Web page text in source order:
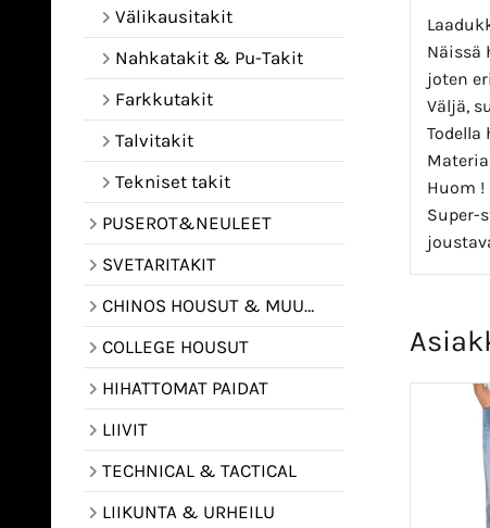
Välikausitakit
Nahkatakit & Pu-Takit
Farkkutakit
Talvitakit
Tekniset takit
PUSEROT&NEULEET
SVETARITAKIT
CHINOS HOUSUT & MUUT HOUSUT
COLLEGE HOUSUT
HIHATTOMAT PAIDAT
LIIVIT
TECHNICAL & TACTICAL
LIIKUNTA & URHEILU
Näissä
joten
Väljä,
Huom !
Super-